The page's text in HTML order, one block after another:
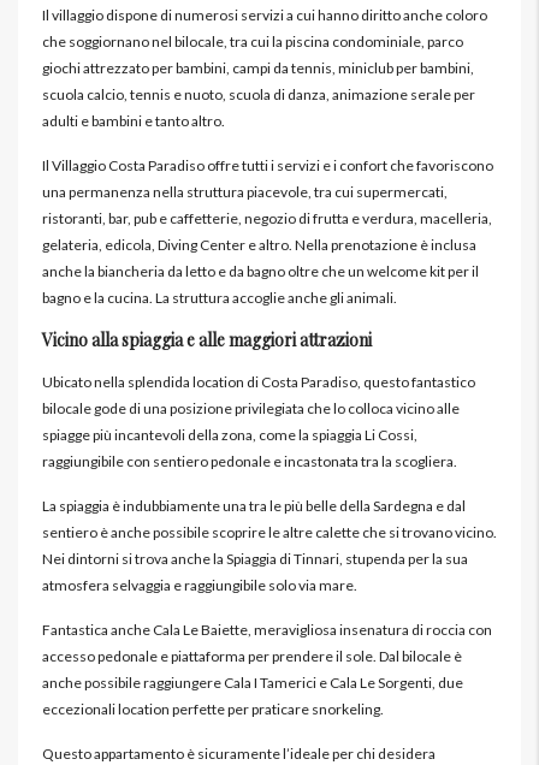
Il villaggio dispone di numerosi servizi a cui hanno diritto anche coloro
che soggiornano nel bilocale, tra cui la piscina condominiale, parco
giochi attrezzato per bambini, campi da tennis, miniclub per bambini,
scuola calcio, tennis e nuoto, scuola di danza, animazione serale per
adulti e bambini e tanto altro.
Il Villaggio Costa Paradiso offre tutti i servizi e i confort che favoriscono
una permanenza nella struttura piacevole, tra cui supermercati,
ristoranti, bar, pub e caffetterie, negozio di frutta e verdura, macelleria,
gelateria, edicola, Diving Center e altro. Nella prenotazione è inclusa
anche la biancheria da letto e da bagno oltre che un welcome kit per il
bagno e la cucina. La struttura accoglie anche gli animali.
Vicino alla spiaggia e alle maggiori attrazioni
Ubicato nella splendida location di Costa Paradiso, questo fantastico
bilocale gode di una posizione privilegiata che lo colloca vicino alle
spiagge più incantevoli della zona, come la spiaggia Li Cossi,
raggiungibile con sentiero pedonale e incastonata tra la scogliera.
La spiaggia è indubbiamente una tra le più belle della Sardegna e dal
sentiero è anche possibile scoprire le altre calette che si trovano vicino.
Nei dintorni si trova anche la Spiaggia di Tinnari, stupenda per la sua
atmosfera selvaggia e raggiungibile solo via mare.
Fantastica anche Cala Le Baiette, meravigliosa insenatura di roccia con
accesso pedonale e piattaforma per prendere il sole. Dal bilocale è
anche possibile raggiungere Cala I Tamerici e Cala Le Sorgenti, due
eccezionali location perfette per praticare snorkeling.
Questo appartamento è sicuramente l’ideale per chi desidera